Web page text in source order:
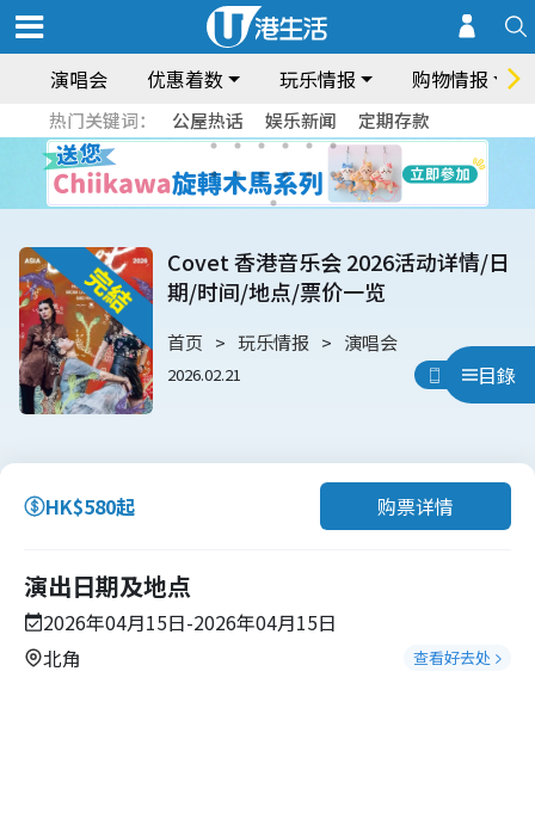
演唱会 优惠着数 玩乐情报 购物情报
热门关键词： 公屋热话 娱乐新闻 定期存款
目錄
Covet 香港音乐会 2026活动详情/日
期/时间/地点/票价一览
首页 玩乐情报 演唱会
2026.02.21 用App睇
HK$580起 购票详情
演出日期及地点
2026年04月15日-2026年04月15日
北角
查看好去处